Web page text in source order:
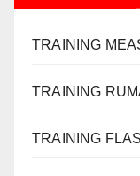
TRAINING
TRAINING
TRAINING